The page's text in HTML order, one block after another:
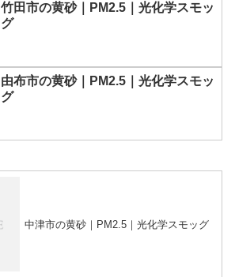
竹田市の黄砂｜PM2.5｜光化学スモッ
グ
由布市の黄砂｜PM2.5｜光化学スモッ
グ
中津市の黄砂｜PM2.5｜光化学スモッグ